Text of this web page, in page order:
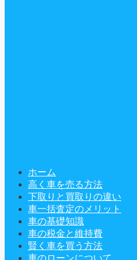
ホーム
高く車を売る方法
下取りと買取りの違い
車一括査定のメリット
車の基礎知識
車の税金と維持費
賢く車を買う方法
車のローンについて